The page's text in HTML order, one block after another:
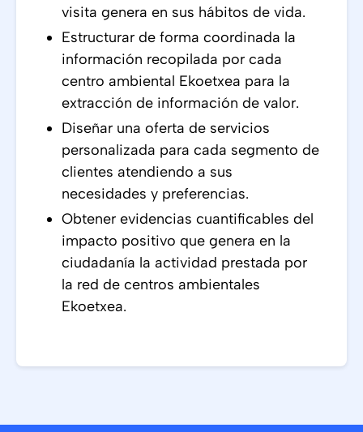
visita genera en sus hábitos de vida.
Estructurar de forma coordinada la
información recopilada por cada
centro ambiental Ekoetxea para la
extracción de información de valor.
Diseñar una oferta de servicios
personalizada para cada segmento de
clientes atendiendo a sus
necesidades y preferencias.
Obtener evidencias cuantificables del
impacto positivo que genera en la
ciudadanía la actividad prestada por
la red de centros ambientales
Ekoetxea.